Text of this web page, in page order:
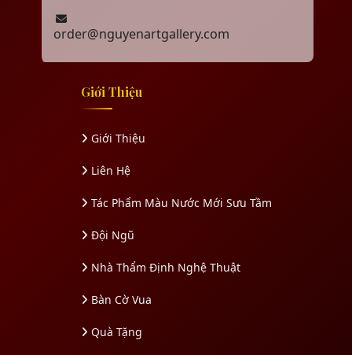
order@nguyenartgallery.com
Giới Thiệu
Giới Thiệu
Liên Hệ
Tác Phẩm Màu Nước Mới Sưu Tầm
Đội Ngũ
Nhà Thẩm Định Nghệ Thuật
Bàn Cờ Vua
Quà Tặng